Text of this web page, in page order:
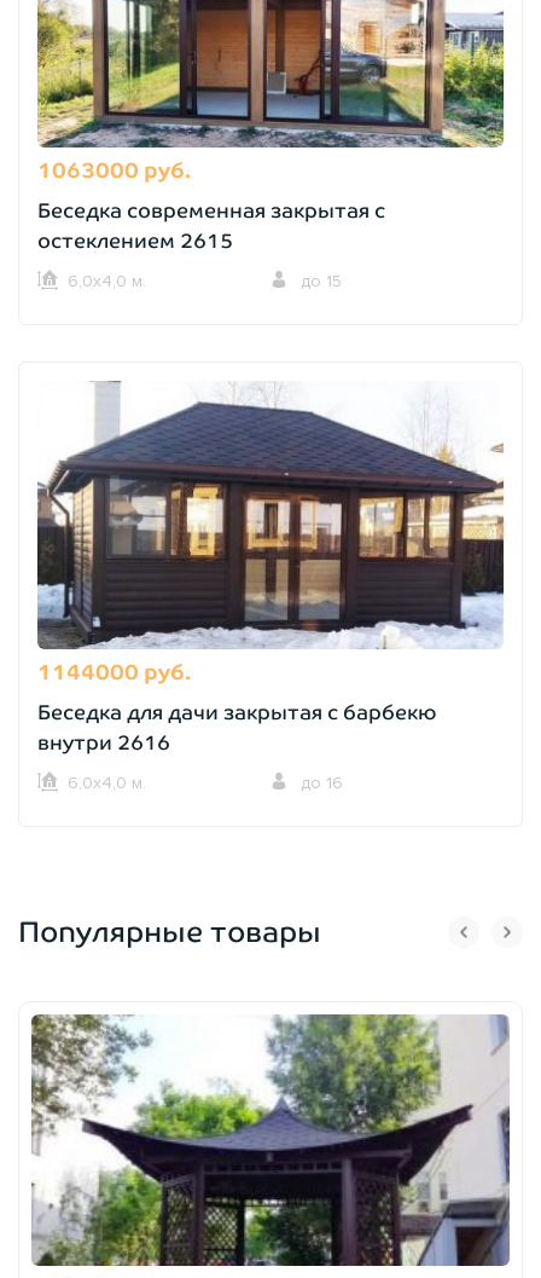
1063000 руб.
Беседка современная закрытая с
остеклением 2615
6,0х4,0 м. до 15
1144000 руб.
Беседка для дачи закрытая с барбекю
внутри 2616
6,0х4,0 м. до 16
Популярные товары